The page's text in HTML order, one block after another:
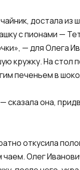
достала из
с пионами —
— для Олега
кружку. На стол
печеньем в
сказала она,
откусила
чаем. Олег